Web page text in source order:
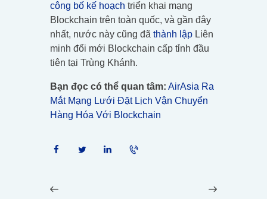
công bố kế hoạch triển khai mạng
Blockchain trên toàn quốc, và gần đây
nhất, nước này cũng đã thành lập Liên
minh đổi mới Blockchain cấp tỉnh đầu
tiên tại Trùng Khánh.
Bạn đọc có thể quan tâm: AirAsia Ra
Mắt Mạng Lưới Đặt Lịch Vận Chuyển
Hàng Hóa Với Blockchain
hướng